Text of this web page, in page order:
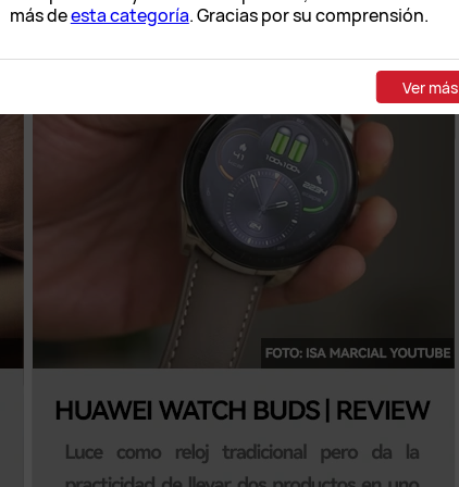
más deesta categoría. Gracias por su comprensión.
Ver más